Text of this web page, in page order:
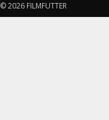
© 2026 FILMFUTTER